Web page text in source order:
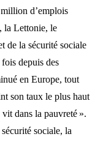
d’emplois
la Lettonie, le
de la sécurité sociale
depuis des
en Europe, tout
son taux le plus haut
dans la pauvreté ».
sociale, la